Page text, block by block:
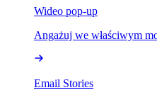
Wideo pop-up
Angażuj we właściwym
Email Stories